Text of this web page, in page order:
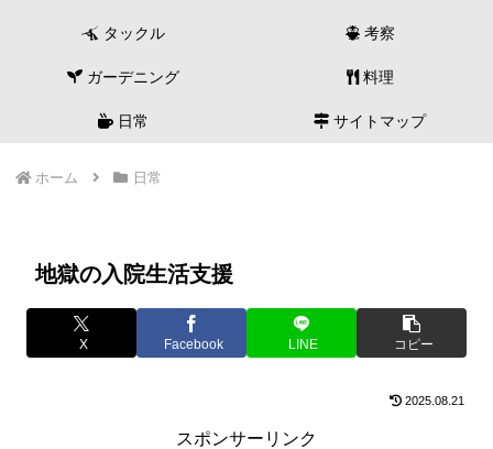
タックル 考察
ガーデニング 料理
日常 サイトマップ
ホーム 日常
地獄の入院生活支援
X Facebook LINE コピー
2025.08.21
スポンサーリンク